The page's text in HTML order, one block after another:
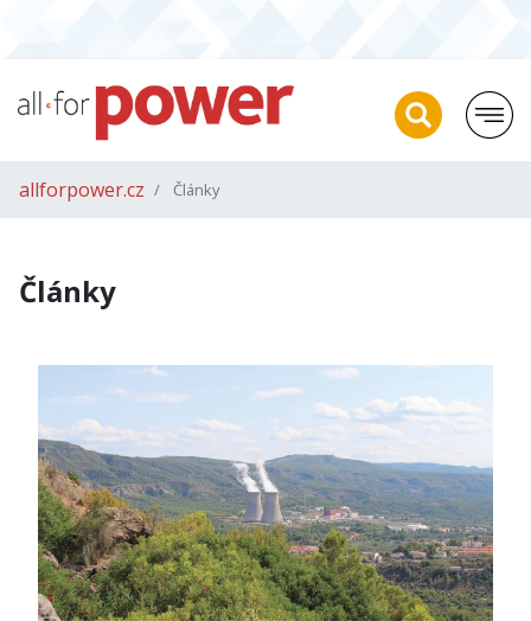
allforpower.cz Články
Články